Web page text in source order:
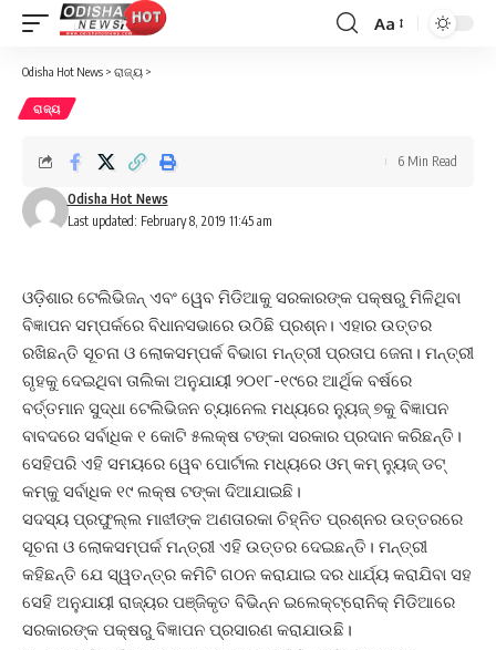
Font
Aa
Odisha Hot News > ରାଜ୍ୟ >
ରାଜ୍ୟ
Last updated: February 8, 2019 11:45 am
Odisha Hot News
6 Min Read
ଓଡ଼ିଶାର ଟେଲିଭିଜନ୍ ଏବଂ ୱେବ ମିଡିଆକୁ ସରକାରଙ୍କ ପକ୍ଷରୁ ମିଳିଥିବା
ବିଜ୍ଞାପନ ସମ୍ପର୍କରେ ବିଧାନସଭାରେ ଉଠିଛି ପ୍ରଶ୍ନ। ଏହାର ଉତ୍ତର
ରଖିଛନ୍ତି ସୂଚନା ଓ ଲୋକସମ୍ପର୍କ ବିଭାଗ ମନ୍ତ୍ରୀ ପ୍ରତାପ ଜେନା। ମନ୍ତ୍ରୀ
ଗୃହକୁ ଦେଇଥିବା ତାଲିକା ଅନୁଯାୟୀ ୨୦୧୮-୧୯ରେ ଆର୍ଥିକ ବର୍ଷରେ
ବର୍ତ୍ତମାନ ସୁଦ୍ଧା ଟେଲିଭିଜନ ଚ୍ୟାନେଲ ମଧ୍ୟରେ ନ୍ୟୁଜ୍ ୭କୁ ବିଜ୍ଞାପନ
ବାବଦରେ ସର୍ବାଧିକ ୧ କୋଟି ୫ଲକ୍ଷ ଟଙ୍କା ସରକାର ପ୍ରଦାନ କରିଛନ୍ତି।
ସେହିପରି ଏହି ସମୟରେ ୱେବ ପୋର୍ଟାଲ ମଧ୍ୟରେ ଓମ୍‌ କମ୍ ନ୍ୟୁଜ୍ ଡଟ୍
କମ୍‌କୁ ସର୍ବାଧିକ ୧୯ ଲକ୍ଷ ଟଙ୍କା ଦିଆଯାଇଛି।
ସଦସ୍ୟ ପ୍ରଫୁଲ୍ଲ ମାଝୀଙ୍କ ଅଣତାରକା ଚିହ୍ନିତ ପ୍ରଶ୍ନର ଉତ୍ତରରେ
ସୂଚନା ଓ ଲୋକସମ୍ପର୍କ ମନ୍ତ୍ରୀ ଏହି ଉତ୍ତର ଦେଇଛନ୍ତି। ମନ୍ତ୍ରୀ
କହିଛନ୍ତି ଯେ ସ୍ୱତନ୍ତ୍ର କମିଟି ଗଠନ କରାଯାଇ ଦର ଧାର୍ଯ୍ୟ କରାଯିବା ସହ
ସେହି ଅନୁଯାୟୀ ରାଜ୍ୟର ପଞ୍ଜିକୃତ ବିଭିନ୍ନ ଇଲେକ୍ଟ୍ରୋନିକ୍‌ ମିଡିଆରେ
ସରକାରଙ୍କ ପକ୍ଷରୁ ବିଜ୍ଞାପନ ପ୍ରସାରଣ କରାଯାଉଛି।